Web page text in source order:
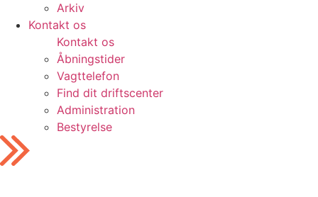
Arkiv
Kontakt os
Kontakt os
Åbningstider
Vagttelefon
Find dit driftscenter
Administration
Bestyrelse